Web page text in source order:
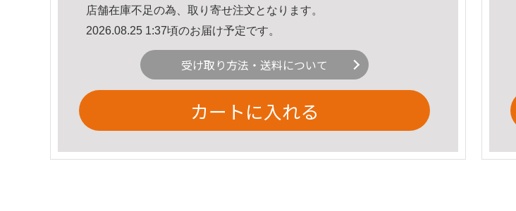
店舗在庫不足の為、取り寄せ注文となります。
2026.08.25 1:37頃のお届け予定です。
受け取り方法・送料について
カートに入れる